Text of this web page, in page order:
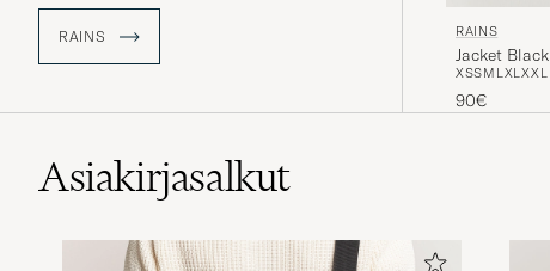
kuitenkin henkivät nykyaikaista
suunnittelua. Tuotteet on suunniteltu
RAINS RAINS
Jacket Black
XSSM LXLXXL
90€
Asiakirjasalkut